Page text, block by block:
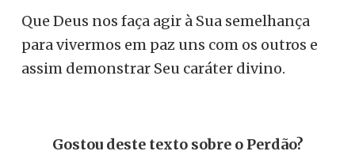
Que Deus nos faça agir à Sua semelhança
para vivermos em paz uns com os outros e
assim demonstrar Seu caráter divino.
Gostou deste texto sobre o Perdão?